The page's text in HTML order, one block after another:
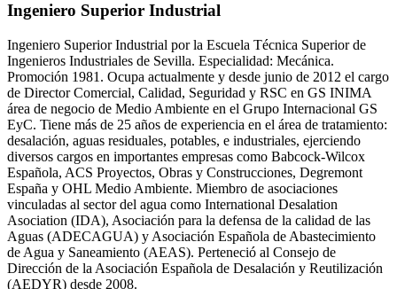
Ingeniero Superior Industrial
Ingeniero Superior Industrial por la Escuela Técnica Superior de
Ingenieros Industriales de Sevilla. Especialidad: Mecánica.
Promoción 1981. Ocupa actualmente y desde junio de 2012 el cargo
de Director Comercial, Calidad, Seguridad y RSC en GS INIMA
área de negocio de Medio Ambiente en el Grupo Internacional GS
EyC. Tiene más de 25 años de experiencia en el área de tratamiento:
desalación, aguas residuales, potables, e industriales, ejerciendo
diversos cargos en importantes empresas como Babcock-Wilcox
Española, ACS Proyectos, Obras y Construcciones, Degremont
España y OHL Medio Ambiente. Miembro de asociaciones
vinculadas al sector del agua como International Desalation
Asociation (IDA), Asociación para la defensa de la calidad de las
Aguas (ADECAGUA) y Asociación Española de Abastecimiento
de Agua y Saneamiento (AEAS). Perteneció al Consejo de
Dirección de la Asociación Española de Desalación y Reutilización
(AEDYR) desde 2008.